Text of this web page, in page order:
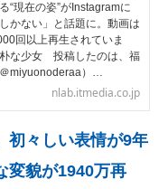
現在の姿”がInstagramに
かない」と話題に。動画は
回以上再生されていま
な少女 投稿したのは、福
miyuonoderaa）…
nlab.itmedia.co.jp
初々しい表情が9年
貌が1940万再